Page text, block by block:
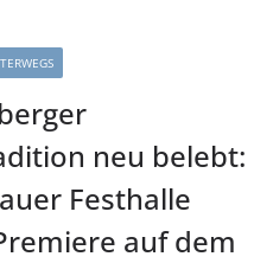
neu belebt:
Festhalle
auf dem